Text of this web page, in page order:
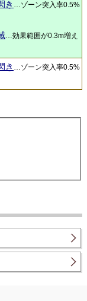
き …ゾーン突入率0.5%
…効果範囲が0.3m増え
き …ゾーン突入率0.5%